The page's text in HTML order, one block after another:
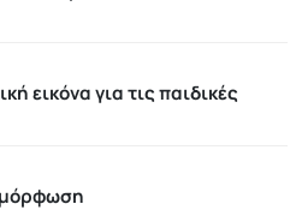
εικόνα για τις παιδικές